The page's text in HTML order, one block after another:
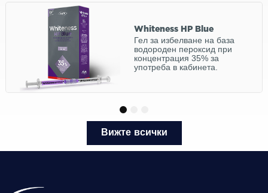
Whiteness HP Blue
Гел за избелване на база
водороден пероксид при
концентрация 35% за
употреба в кабинета.
Вижте всички